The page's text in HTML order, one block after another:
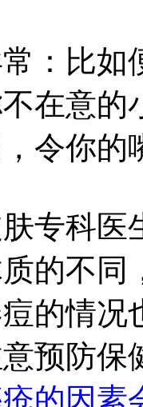
比如
在意的
令你的
科医
的不同
的情
预防保
的因素